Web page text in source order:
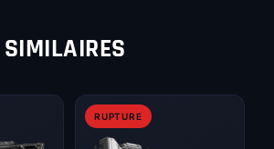
RUPTURE